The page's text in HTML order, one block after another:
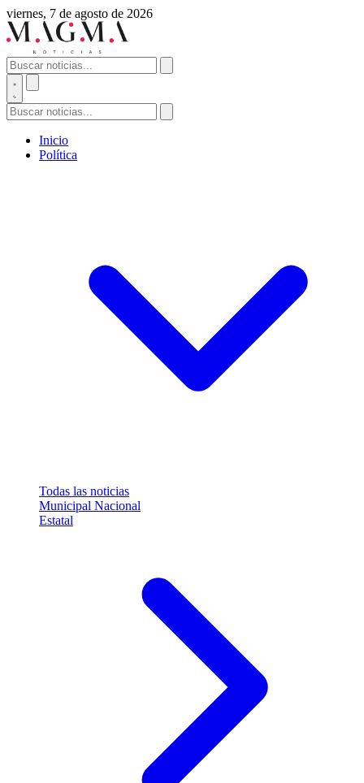
viernes, 7 de agosto de 2026
Inicio
Política
Todas las noticias
Municipal Nacional
Estatal